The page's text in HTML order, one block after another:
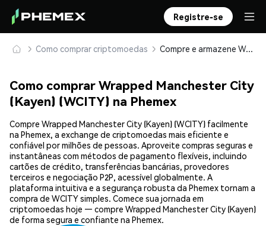
Registre-se
Como comprar criptomoedas Compre e armazene Wrapped Manchester City (Kayen) (WCITY) com segurança
Como comprar Wrapped Manchester City
(Kayen) (WCITY) na Phemex
Compre Wrapped Manchester City (Kayen) (WCITY) facilmente
na Phemex, a exchange de criptomoedas mais eficiente e
confiável por milhões de pessoas. Aproveite compras seguras e
instantâneas com métodos de pagamento flexíveis, incluindo
cartões de crédito, transferências bancárias, provedores
terceiros e negociação P2P, acessível globalmente. A
plataforma intuitiva e a segurança robusta da Phemex tornam a
compra de WCITY simples. Comece sua jornada em
criptomoedas hoje — compre Wrapped Manchester City (Kayen)
de forma segura e confiante na Phemex.